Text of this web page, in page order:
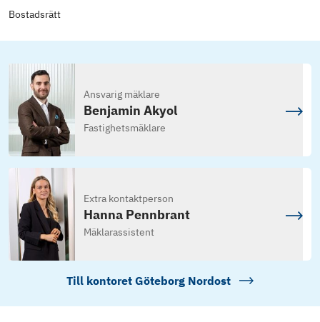
Bostadsrätt
Ansvarig mäklare
Benjamin Akyol
Fastighetsmäklare
Extra kontaktperson
Hanna Pennbrant
Mäklarassistent
Till kontoret Göteborg Nordost